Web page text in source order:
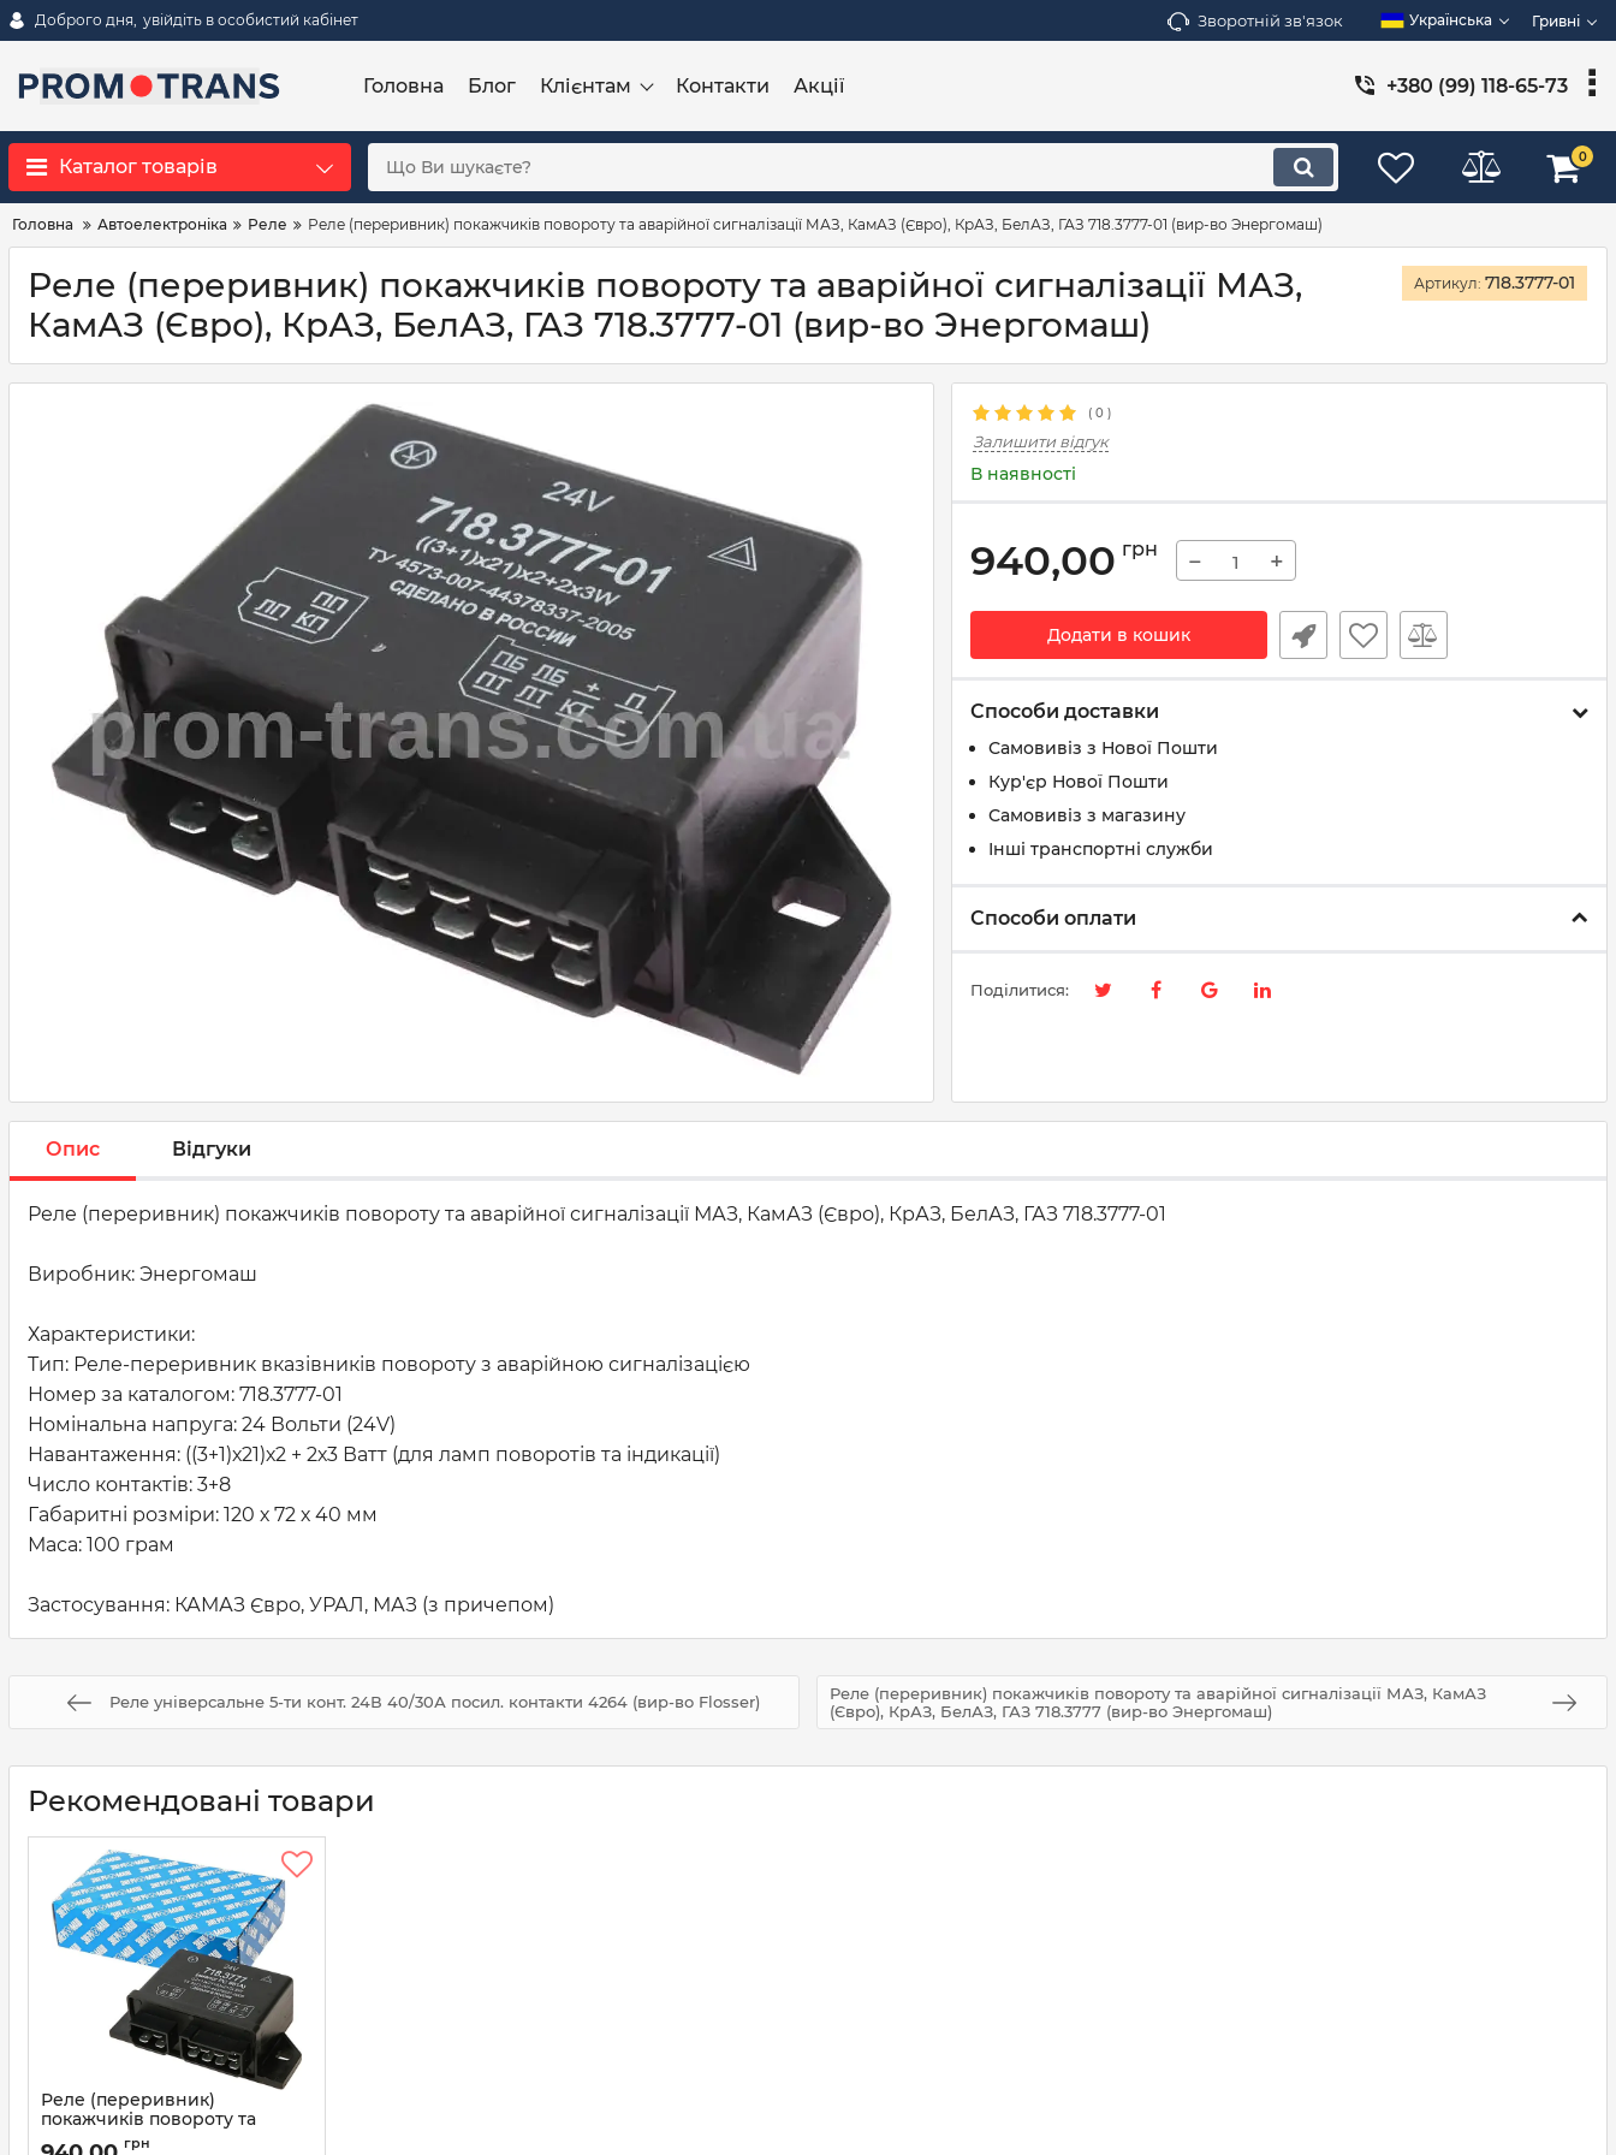
Доброго дня, увійдіть в особистий кабінет Зворотній зв'язок Українська Гривні
Головна Блог Клієнтам Контакти Акції +380 (99) 118-65-73
Каталог товарів 0
Головна Автоелектроніка Реле Реле (переривник) покажчиків повороту та аварійної сигналізації МАЗ, КамАЗ (Євро), КрАЗ, БелАЗ, ГАЗ 718.3777-01 (вир-во Энергомаш)
Реле (переривник) покажчиків повороту та аварійної сигналізації МАЗ,
КамАЗ (Євро), КрАЗ, БелАЗ, ГАЗ 718.3777-01 (вир-во Энергомаш)
Артикул: 718.3777-01
( 0 )
Залишити відгук
В наявності
940,00 грн − +
Додати в кошик
Способи доставки
Самовивіз з Нової Пошти
Кур'єр Нової Пошти
Самовивіз з магазину
Інші транспортні служби
Способи оплати
Поділитися:
Опис Відгуки
Реле (переривник) покажчиків повороту та аварійної сигналізації МАЗ, КамАЗ (Євро), КрАЗ, БелАЗ, ГАЗ 718.3777-01
Виробник: Энергомаш
Характеристики:
Тип: Реле-переривник вказівників повороту з аварійною сигналізацією
Номер за каталогом: 718.3777-01
Номінальна напруга: 24 Вольти (24V)
Навантаження: ((3+1)х21)х2 + 2х3 Ватт (для ламп поворотів та індикації)
Число контактів: 3+8
Габаритні розміри: 120 х 72 х 40 мм
Маса: 100 грам
Застосування: КАМАЗ Євро, УРАЛ, МАЗ (з причепом)
Реле універсальне 5-ти конт. 24В 40/30А посил. контакти 4264 (вир-во Flosser)
Реле (переривник) покажчиків повороту та аварійної сигналізації МАЗ, КамАЗ
(Євро), КрАЗ, БелАЗ, ГАЗ 718.3777 (вир-во Энергомаш)
Рекомендовані товари
Реле (переривник)
покажчиків повороту та
аварійної сигналізації МАЗ,
грн